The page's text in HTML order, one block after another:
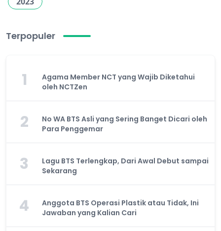
Terpopuler
1
Agama Member NCT yang Wajib Diketahui
oleh NCTZen
2
No WA BTS Asli yang Sering Banget Dicari oleh
Para Penggemar
3
Lagu BTS Terlengkap, Dari Awal Debut sampai
Sekarang
4
Anggota BTS Operasi Plastik atau Tidak, Ini
Jawaban yang Kalian Cari